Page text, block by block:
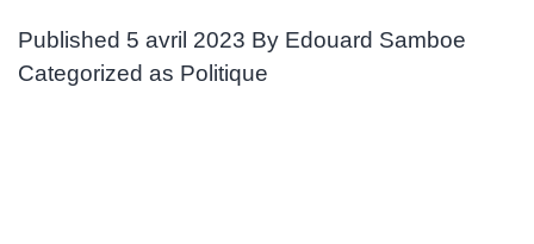
Published 5 avril 2023 By Edouard Samboe
Categorized as Politique